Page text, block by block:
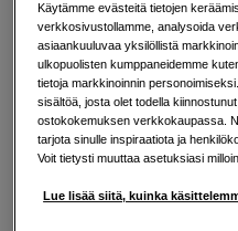
Lainaaminen maksaa! Jos et
saada maksuhäiriömerkinnän. Se
liittymien tekemistä ja uusien
velkaneuvonnasta. Yhteystiedot
Käytämme evästeitä tietojen
verkkosivustollamme, analysoida
asiaankuuluvaa yksilöllistä
ulkopuolisten kumppaneidemme
tietoja markkinoinnin
sisältöä, josta olet todella
ostokokemuksen verkkokaupassa.
tarjota sinulle inspiraatiota ja
Voit tietysti muuttaa asetuksiasi
Lue lisää siitä, kuinka